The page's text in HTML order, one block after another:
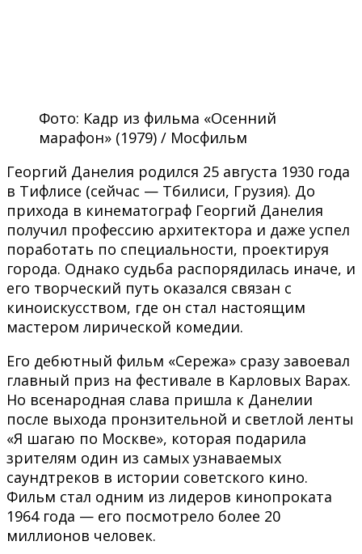
Фото: Кадр из фильма «Осенний
марафон» (1979) / Мосфильм
Георгий Данелия родился 25 августа 1930 года
в Тифлисе (сейчас — Тбилиси, Грузия). До
прихода в кинематограф Георгий Данелия
получил профессию архитектора и даже успел
поработать по специальности, проектируя
города. Однако судьба распорядилась иначе, и
его творческий путь оказался связан с
киноискусством, где он стал настоящим
мастером лирической комедии.
Его дебютный фильм «Сережа» сразу завоевал
главный приз на фестивале в Карловых Варах.
Но всенародная слава пришла к Данелии
после выхода пронзительной и светлой ленты
«Я шагаю по Москве», которая подарила
зрителям один из самых узнаваемых
саундтреков в истории советского кино.
Фильм стал одним из лидеров кинопроката
1964 года — его посмотрело более 20
миллионов человек.